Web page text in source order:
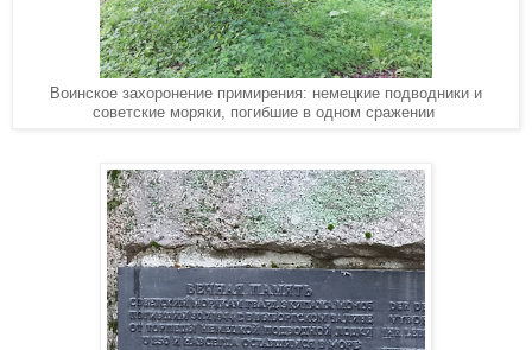
Воинское захоронение примирения: немецкие подводники и
советские моряки, погибшие в одном сражении